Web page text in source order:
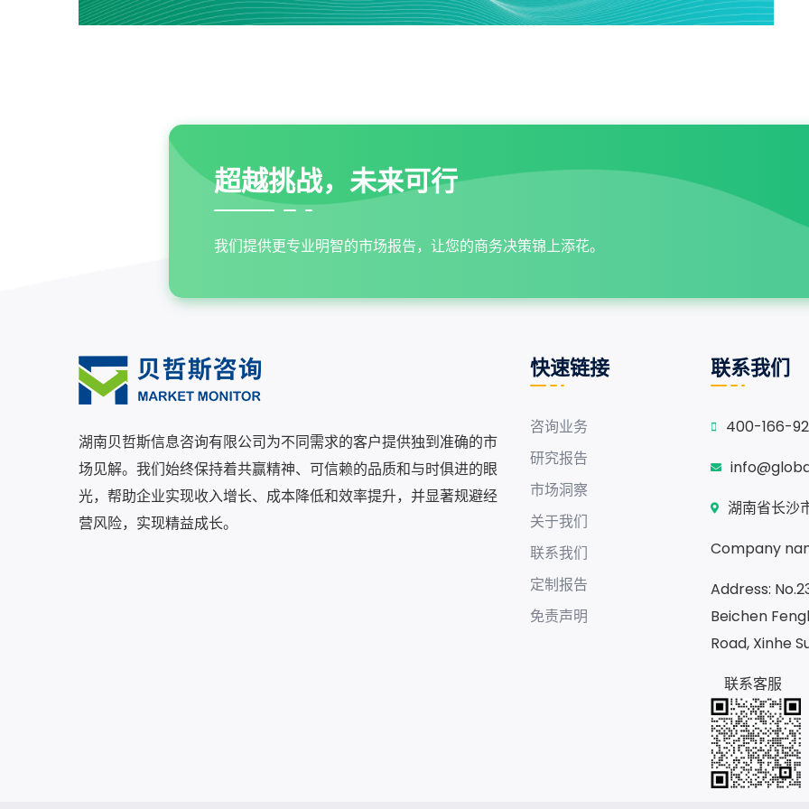
超越挑战，未来可行
我们提供更专业明智的市场报告，让您的商务决策锦上添花。
湖南贝哲斯信息咨询有限公司为不同需求的客户提供独到准确的市
场见解。我们始终保持着共赢精神、可信赖的品质和与时俱进的眼
光，帮助企业实现收入增长、成本降低和效率提升，并显著规避经
营风险，实现精益成长。
快速链接
咨询业务
研究报告
市场洞察
关于我们
联系我们
定制报告
免责声明
联系我们
400-166-
湖南省长沙
Company
Address:
Beichen
Road, Xinhe
联系客服